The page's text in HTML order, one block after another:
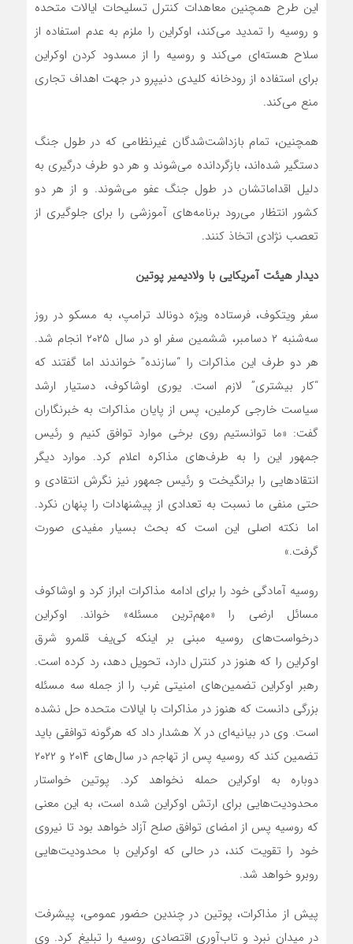
این طرح همچنین معاهدات کنترل تسلیحات ایالات متحده
و روسیه را تمدید می‌کند، اوکراین را ملزم به عدم استفاده از
سلاح هسته‌ای می‌کند و روسیه را از مسدود کردن اوکراین
برای استفاده از رودخانه کلیدی دنیپرو در جهت اهداف تجاری
منع می‌کند.
همچنین، تمام بازداشت‌شدگان غیرنظامی که در طول جنگ
دستگیر شده‌اند، بازگردانده می‌شوند و هر دو طرف درگیری به
دلیل اقداماتشان در طول جنگ عفو می‌شوند. و از هر دو
کشور انتظار می‌رود برنامه‌های آموزشی را برای جلوگیری از
تعصب نژادی اتخاذ کنند.
دیدار هیئت آمریکایی با ولادیمیر پوتین
سفر ویتکوف، فرستاده ویژه دونالد ترامپ، به مسکو در روز
سه‌شنبه ۲ دسامبر، ششمین سفر او در سال ۲۰۲۵ انجام شد.
هر دو طرف این مذاکرات را “سازنده” خواندند اما گفتند که
“کار بیشتری” لازم است. یوری اوشاکوف، دستیار ارشد
سیاست خارجی کرملین، پس از پایان مذاکرات به خبرنگاران
گفت: «ما توانستیم روی برخی موارد توافق کنیم و رئیس
جمهور این را به طرف‌های مذاکره اعلام کرد. موارد دیگر
انتقادهایی را برانگیخت و رئیس جمهور نیز نگرش انتقادی و
حتی منفی ما نسبت به تعدادی از پیشنهادات را پنهان نکرد.
اما نکته اصلی این است که بحث بسیار مفیدی صورت
گرفت.»
روسیه آمادگی خود را برای ادامه مذاکرات ابراز کرد و اوشاکوف
مسائل ارضی را «مهم‌ترین مسئله» خواند. اوکراین
درخواست‌های روسیه مبنی بر اینکه کی‌یف قلمرو شرق
اوکراین را که هنوز در کنترل دارد، تحویل دهد، رد کرده است.
رهبر اوکراین تضمین‌های امنیتی غرب را از جمله سه مسئله
بزرگی دانست که هنوز در مذاکرات با ایالات متحده حل نشده
است. وی در بیانیه‌ای در X هشدار داد که هرگونه توافقی باید
تضمین کند که روسیه پس از تهاجم در سال‌های ۲۰۱۴ و ۲۰۲۲
دوباره به اوکراین حمله نخواهد کرد. پوتین خواستار
محدودیت‌هایی برای ارتش اوکراین شده است، به این معنی
که روسیه پس از امضای توافق صلح آزاد خواهد بود تا نیروی
خود را تقویت کند، در حالی که اوکراین با محدودیت‌هایی
روبرو خواهد شد.
پیش از مذاکرات، پوتین در چندین حضور عمومی، پیشرفت
در میدان نبرد و تاب‌آوری اقتصادی روسیه را تبلیغ کرد. وی